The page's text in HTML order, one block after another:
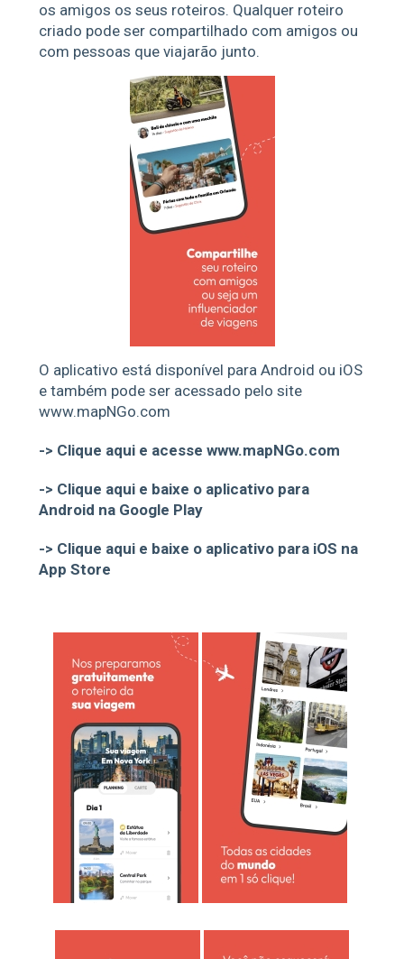
os amigos os seus roteiros. Qualquer roteiro
criado pode ser compartilhado com amigos ou
com pessoas que viajarão junto.
O aplicativo está disponível para Android ou iOS
e também pode ser acessado pelo site
www.mapNGo.com
-> Clique aqui e acesse www.mapNGo.com
-> Clique aqui e baixe o aplicativo para
Android na Google Play
-> Clique aqui e baixe o aplicativo para iOS na
App Store